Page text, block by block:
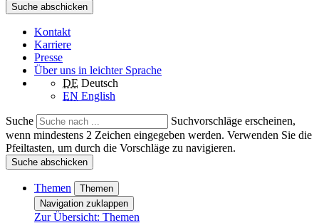
Suche abschicken
Kontakt
Karriere
Presse
Über uns in leichter Sprache
DE Deutsch
EN English
Suche
Suchvorschläge erscheinen,
wenn mindestens 2 Zeichen eingegeben werden. Verwenden Sie die
Pfeiltasten, um durch die Vorschläge zu navigieren.
Suche abschicken
Themen
Themen
Navigation zuklappen
Zur Übersicht: Themen